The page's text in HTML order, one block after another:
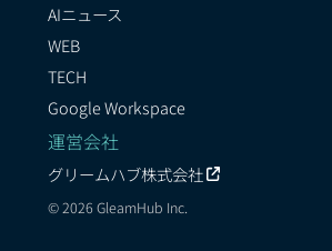
AIニュース
WEB
TECH
Google Workspace
運営会社
グリームハブ株式会社
© 2026 GleamHub Inc.